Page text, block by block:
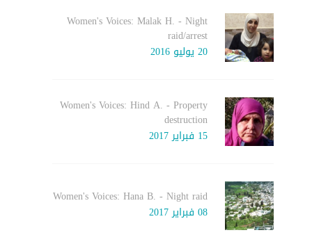
Women's Voices: Malak H. - Night
raid/arrest
20 يوليو 2016
Women's Voices: Hind A. - Property
destruction
15 فبراير 2017
Women's Voices: Hana B. - Night raid
08 فبراير 2017